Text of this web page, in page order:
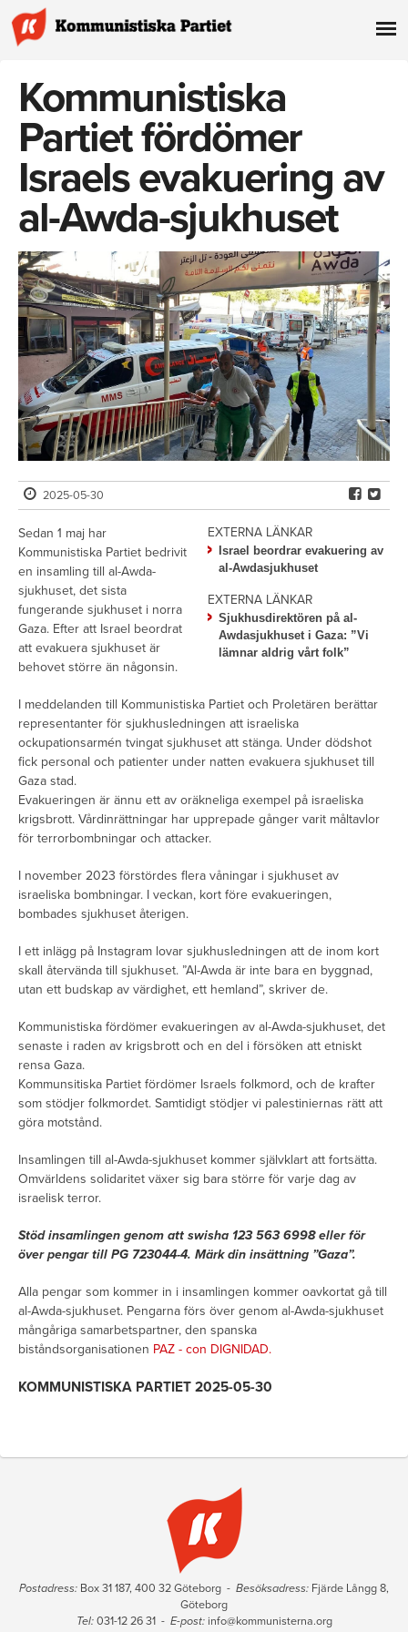
Kommunistiska
Partiet fördömer
Israels evakuering av
al-Awda-sjukhuset
2025-05-30
EXTERNA LÄNKAR
Israel beordrar evakuering av
al-Awdasjukhuset
EXTERNA LÄNKAR
Sjukhusdirektören på al-
Awdasjukhuset i Gaza: ”Vi
lämnar aldrig vårt folk”
Sedan 1 maj har
Kommunistiska Partiet bedrivit
en insamling till al-Awda-
sjukhuset, det sista
fungerande sjukhuset i norra
Gaza. Efter att Israel beordrat
att evakuera sjukhuset är
behovet större än någonsin.
I meddelanden till Kommunistiska Partiet och Proletären berättar
representanter för sjukhusledningen att israeliska
ockupationsarmén tvingat sjukhuset att stänga. Under dödshot
fick personal och patienter under natten evakuera sjukhuset till
Gaza stad.
Evakueringen är ännu ett av oräkneliga exempel på israeliska
krigsbrott. Vårdinrättningar har upprepade gånger varit måltavlor
för terrorbombningar och attacker.
I november 2023 förstördes flera våningar i sjukhuset av
israeliska bombningar. I veckan, kort före evakueringen,
bombades sjukhuset återigen.
I ett inlägg på Instagram lovar sjukhusledningen att de inom kort
skall återvända till sjukhuset. ”Al-Awda är inte bara en byggnad,
utan ett budskap av värdighet, ett hemland”, skriver de.
Kommunistiska fördömer evakueringen av al-Awda-sjukhuset, det
senaste i raden av krigsbrott och en del i försöken att etniskt
rensa Gaza.
Kommunsitiska Partiet fördömer Israels folkmord, och de krafter
som stödjer folkmordet. Samtidigt stödjer vi palestiniernas rätt att
göra motstånd.
Insamlingen till al-Awda-sjukhuset kommer självklart att fortsätta.
Omvärldens solidaritet växer sig bara större för varje dag av
israelisk terror.
Stöd insamlingen genom att swisha 123 563 6998 eller för
över pengar till PG 723044-4. Märk din insättning ”Gaza”.
Alla pengar som kommer in i insamlingen kommer oavkortat gå till
al-Awda-sjukhuset. Pengarna förs över genom al-Awda-sjukhuset
mångåriga samarbetspartner, den spanska
biståndsorganisationen PAZ - con DIGNIDAD.
KOMMUNISTISKA PARTIET 2025-05-30
Postadress: Box 31 187, 400 32 Göteborg - Besöksadress: Fjärde Långg 8,
Göteborg
Tel:031-12 26 31 - E-post: info@kommunisterna.org